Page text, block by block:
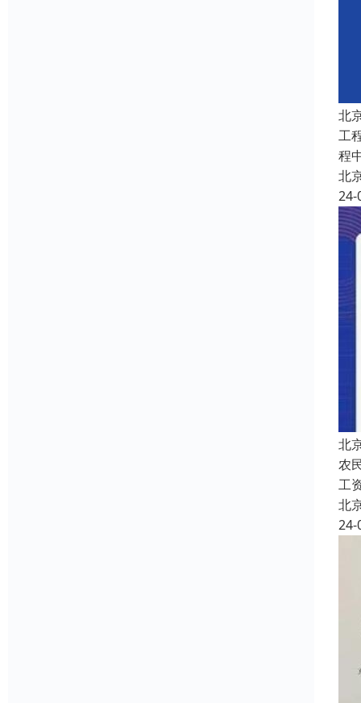
北
工
程
北
24-
北
农
工
北
24-